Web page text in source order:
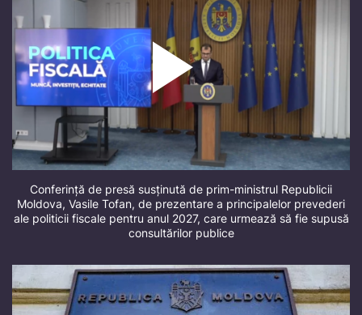
Conferință de presă susținută de prim-ministrul Republicii
Moldova, Vasile Tofan, de prezentare a principalelor prevederi
ale politicii fiscale pentru anul 2027, care urmează să fie supusă
consultărilor publice